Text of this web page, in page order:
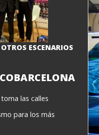
ESCENARIOS
las calles
para los más